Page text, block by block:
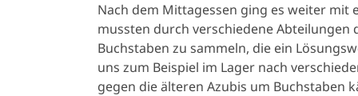
Nach dem Mittagessen ging es weiter
mussten durch verschiedene
Buchstaben zu sammeln, die ein
uns zum Beispiel im Lager nach
gegen die älteren Azubis um Buchstaben